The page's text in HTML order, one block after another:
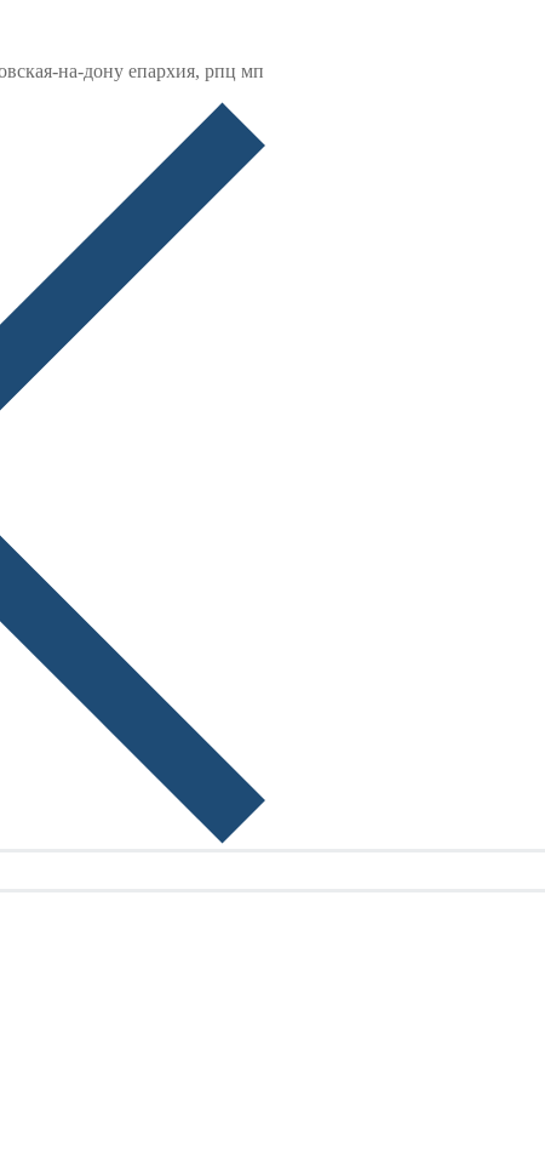
на-дону епархия, рпц мп